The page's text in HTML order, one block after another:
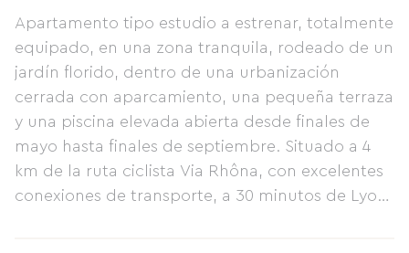
Apartamento tipo estudio a estrenar, totalmente
equipado, en una zona tranquila, rodeado de un
jardín florido, dentro de una urbanización
cerrada con aparcamiento, una pequeña terraza
y una piscina elevada abierta desde finales de
mayo hasta finales de septiembre. Situado a 4
km de la ruta ciclista Via Rhôna, con excelentes
conexiones de transporte, a 30 minutos de Lyon,